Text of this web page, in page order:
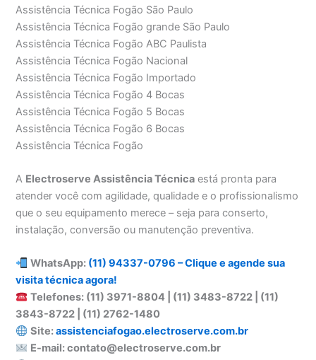
Assistência Técnica Fogão São Paulo
Assistência Técnica Fogão grande São Paulo
Assistência Técnica Fogão ABC Paulista
Assistência Técnica Fogão Nacional
Assistência Técnica Fogão Importado
Assistência Técnica Fogão 4 Bocas
Assistência Técnica Fogão 5 Bocas
Assistência Técnica Fogão 6 Bocas
Assistência Técnica Fogão
A Electroserve Assistência Técnica está pronta para
atender você com agilidade, qualidade e o profissionalismo
que o seu equipamento merece – seja para conserto,
instalação, conversão ou manutenção preventiva.
WhatsApp: (11) 94337-0796 – Clique e agende sua
visita técnica agora!
Telefones: (11) 3971-8804 | (11) 3483-8722 | (11)
3843-8722 | (11) 2762-1480
Site:assistenciafogao.electroserve.com.br
E-mail: contato@electroserve.com.br